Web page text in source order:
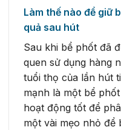
Làm thế nào để giữ
quả sau hút
Sau khi bể phốt đã
quen sử dụng hàng
tuổi thọ của lần hút
mạnh là một bể
hoạt động tốt để
một vài mẹo nhỏ để